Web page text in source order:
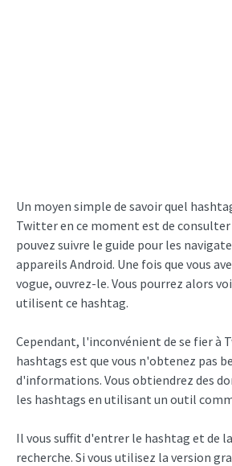
Un moyen simple de savoir quel
Twitter en ce moment est de consulter
pouvez suivre le guide pour les
appareils Android. Une fois que vous
vogue, ouvrez-le. Vous pourrez alors
utilisent ce hashtag.
Cependant, l'inconvénient de se fier à
hashtags est que vous n'obtenez pas
d'informations. Vous obtiendrez des
les hashtags en utilisant un outil
Il vous suffit d'entrer le hashtag et de
recherche. Si vous utilisez la version